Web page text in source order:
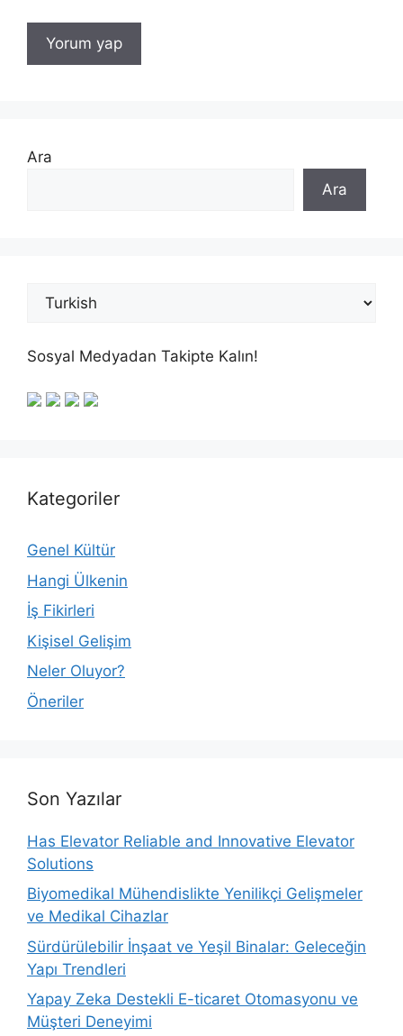
Ara
Ara
Sosyal Medyadan Takipte Kalın!
Kategoriler
Genel Kültür
Hangi Ülkenin
İş Fikirleri
Kişisel Gelişim
Neler Oluyor?
Öneriler
Son Yazılar
Has Elevator Reliable and Innovative Elevator
Solutions
Biyomedikal Mühendislikte Yenilikçi Gelişmeler
ve Medikal Cihazlar
Sürdürülebilir İnşaat ve Yeşil Binalar: Geleceğin
Yapı Trendleri
Yapay Zeka Destekli E-ticaret Otomasyonu ve
Müşteri Deneyimi